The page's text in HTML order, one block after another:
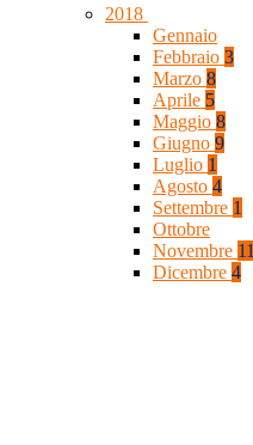
2018
Gennaio
Febbraio 3
Marzo 8
Aprile 5
Maggio 8
Giugno 9
Luglio 1
Agosto 4
Settembre 1
Ottobre
Novembre 11
Dicembre 4